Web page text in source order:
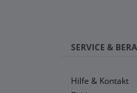
SERVICE &
Hilfe & Kontakt